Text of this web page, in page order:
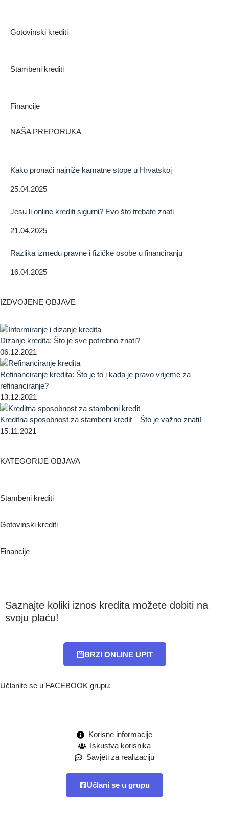
Gotovinski krediti
Stambeni krediti
Financije
NAŠA PREPORUKA
Kako pronaći najniže kamatne stope u Hrvatskoj
25.04.2025
Jesu li online krediti sigurni? Evo što trebate znati
21.04.2025
Razlika između pravne i fizičke osobe u financiranju
16.04.2025
IZDVOJENE OBJAVE
Dizanje kredita: Što je sve potrebno znati?
06.12.2021
Refinanciranje kredita: Što je to i kada je pravo vrijeme za
refinanciranje?
13.12.2021
Kreditna sposobnost za stambeni kredit – Što je važno znati!
15.11.2021
KATEGORIJE OBJAVA
Stambeni krediti
Gotovinski krediti
Financije
Saznajte koliki iznos kredita možete dobiti na
svoju plaću!
BRZI ONLINE UPIT
Učlanite se u FACEBOOK grupu:
Korisne informacije
Iskustva korisnika
Savjeti za realizaciju
Učlani se u grupu